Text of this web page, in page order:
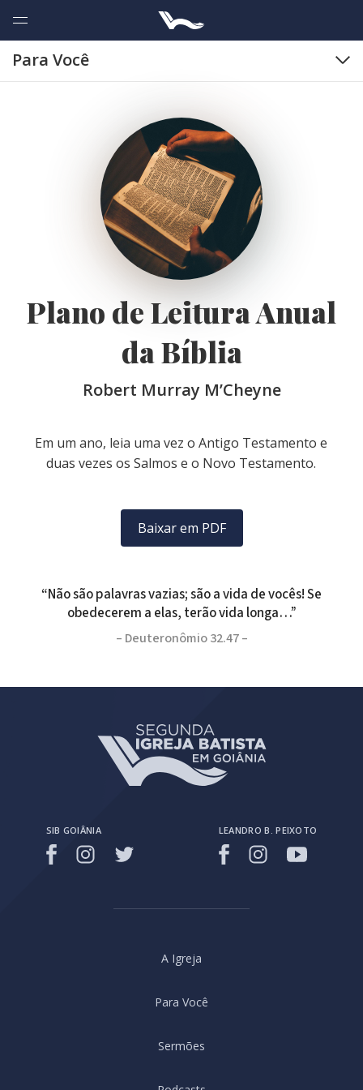
Para Você
Plano de Leitura Anual
da Bíblia
Robert Murray M’Cheyne
Em um ano, leia uma vez o Antigo Testamento e
duas vezes os Salmos e o Novo Testamento.
Baixar em PDF
“Não são palavras vazias; são a vida de vocês! Se
obedecerem a elas, terão vida longa…”
– Deuteronômio 32.47 –
SIB GOIÂNIA LEANDRO B. PEIXOTO
A Igreja
Para Você
Sermões